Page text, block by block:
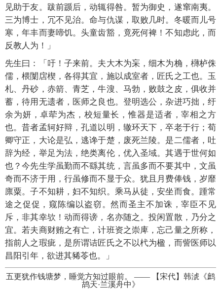
见助于友。跋前踬后，动辄得咎。暂为御史，遂窜南夷。
三为博士，冗不见治。命与仇谋，取败几时。冬暖而儿号
寒，年丰而妻啼饥。头童齿豁，竟死何裨！不知虑此，而
反教人为！」
先生曰：「吁！子来前。夫大木为杗，细木为桷，欂栌侏
儒，椳闑扂楔，各得其宜，施以成室者，匠氏之工也。玉
札、丹砂，赤箭、青芝，牛溲、马勃，败鼓之皮，俱收并
蓄，待用无遗者，医师之良也。登明选公，杂进巧拙，纡
余为妍，卓荦为杰，校短量长，惟器是适者，宰相之方
也。昔者孟轲好辩，孔道以明，辙环天下，卒老于行；荀
卿守正，大论是弘，逃谗于楚，废死兰陵。是二儒者，吐
辞为经，举足为法，绝类离伦，优入圣域。其遇于世何如
也？今先生学虽勤而不繇其统，言虽多而不要其中，文虽
奇而不济于用，行虽修而不显于众。犹且月费俸钱，岁靡
廪粟。子不知耕，妇不知织。乘马从徒，安坐而食。踵常
途之促促，窥陈编以盗窃。然而圣主不加诛，宰臣不见
斥，非其幸欤！动而得谤，名亦随之。投闲置散，乃分之
宜。若夫商财贿之有亡，计班资之崇庳，忘己量之所称，
指前人之瑕疵，是所谓诘匠氏之不以杙为楹，而訾医师以
昌阳引年，欲进其豨苓也。」
五更犹作钱塘梦，睡觉方知过眼前。 ——
【宋代】韩淲《鹧
鸪天·兰溪舟中》